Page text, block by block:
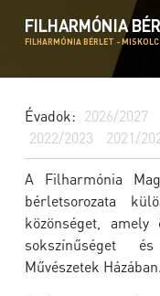
FILHARMÓNIA
FILHARMÓNIA BÉRLET - MISKOLC
Évadok: 2026/2027
2022/2023
2021/
A Filharmónia
bérletsorozata
közönséget,
sokszínűséget
Művészetek Házában.